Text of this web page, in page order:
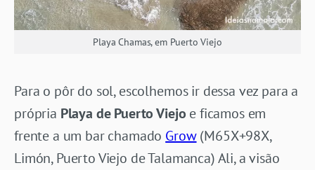
Playa Chamas, em Puerto Viejo
Para o pôr do sol, escolhemos ir dessa vez para a
própria Playa de Puerto Viejo e ficamos em
frente a um bar chamado Grow(M65X+98X,
Limón, Puerto Viejo de Talamanca) Ali, a visão